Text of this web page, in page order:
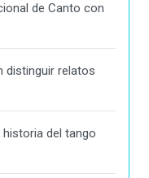
de Canto con
distinguir relatos
historia del tango